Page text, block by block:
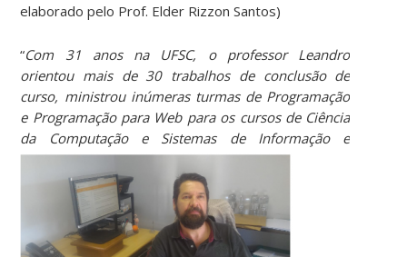
elaborado pelo Prof. Elder Rizzon Santos)
“Com 31 anos na UFSC, o professor Leandro
orientou mais de 30 trabalhos de conclusão de
curso, ministrou inúmeras turmas de Programação
e Programação para Web para os cursos de Ciência
da Computação e Sistemas de Informação e